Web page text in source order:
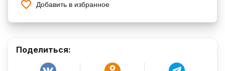
Добавить в избранное
Поделиться: